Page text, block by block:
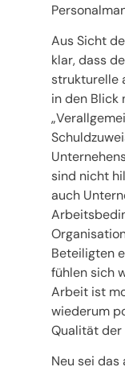
Aus Sicht
klar, dass
strukturelle
in den Blick
sind nicht
auch
Beteiligten
fühlen sich
Arbeit ist
wiederum
Qualität der
Neu sei das